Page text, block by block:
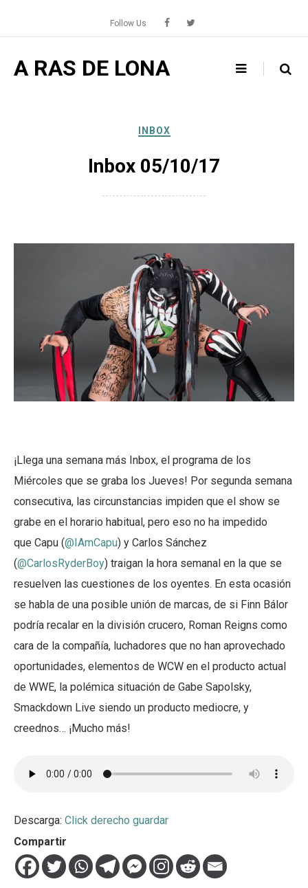
content
Follow Us
A RAS DE LONA
INBOX
Inbox 05/10/17
¡Llega una semana más Inbox, el programa de los
Miércoles que se graba los Jueves! Por segunda semana
consecutiva, las circunstancias impiden que el show se
grabe en el horario habitual, pero eso no ha impedido
que Capu (@IAmCapu) y Carlos Sánchez
(@CarlosRyderBoy) traigan la hora semanal en la que se
resuelven las cuestiones de los oyentes. En esta ocasión
se habla de una posible unión de marcas, de si Finn Bálor
podría recalar en la división crucero, Roman Reigns como
cara de la compañía, luchadores que no han aprovechado
oportunidades, elementos de WCW en el producto actual
de WWE, la polémica situación de Gabe Sapolsky,
Smackdown Live siendo un producto mediocre, y
creednos… ¡Mucho más!
Descarga: Click derecho guardar
Compartir